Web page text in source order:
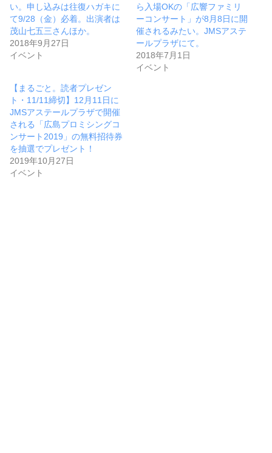
い。申し込みは往復ハガキに
て9/28（金）必着。出演者は
茂山七五三さんほか。
2018年9月27日
イベント
ら入場OKの「広響ファミリ
ーコンサート」が8月8日に開
催されるみたい。JMSアステ
ールプラザにて。
2018年7月1日
イベント
【まるごと。読者プレゼン
ト・11/11締切】12月11日に
JMSアステールプラザで開催
される「広島プロミシングコ
ンサート2019」の無料招待券
を抽選でプレゼント！
2019年10月27日
イベント